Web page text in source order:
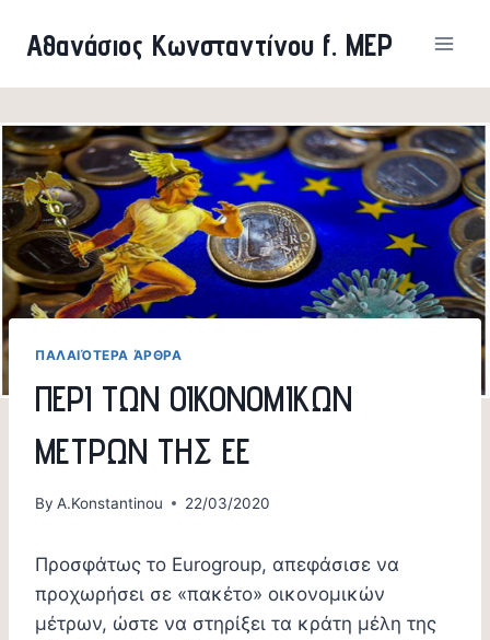
Αθανάσιος Κωνσταντίνου f. MEP
ΠΑΛΑΙΌΤΕΡΑ ΆΡΘΡΑ
ΠΕΡΙ ΤΩΝ ΟΙΚΟΝΟΜΙΚΩΝ
ΜΕΤΡΩΝ ΤΗΣ ΕΕ
By A.Konstantinou 22/03/2020
Προσφάτως το Eurogroup, απεφάσισε να
προχωρήσει σε «πακέτο» οικονομικών
μέτρων, ώστε να στηρίξει τα κράτη μέλη της